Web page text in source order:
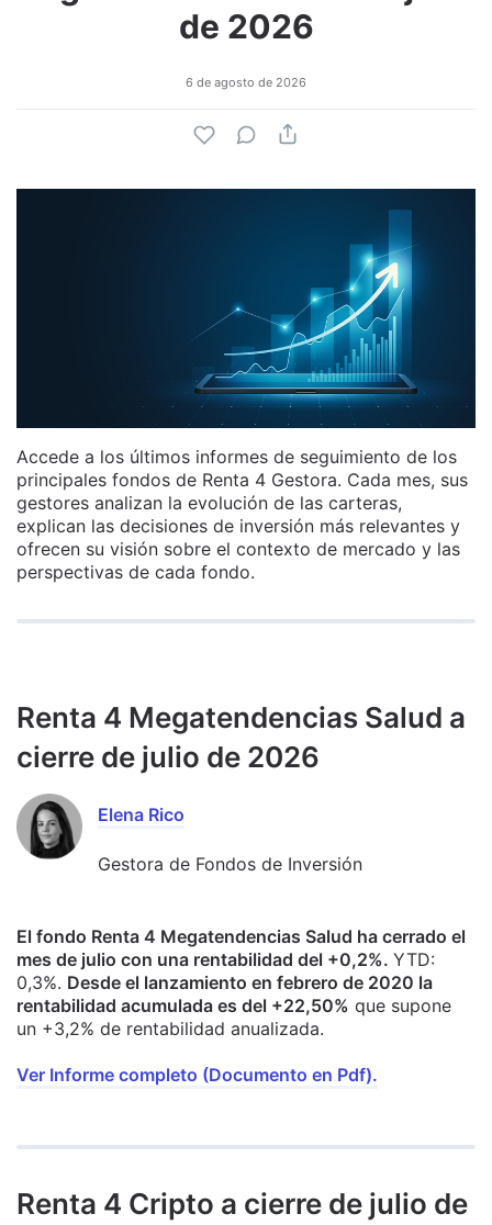
de 2026
6 de agosto de 2026
Accede a los últimos informes de seguimiento de los
principales fondos de Renta 4 Gestora. Cada mes, sus
gestores analizan la evolución de las carteras,
explican las decisiones de inversión más relevantes y
ofrecen su visión sobre el contexto de mercado y las
perspectivas de cada fondo.
Renta 4 Megatendencias Salud a
cierre de julio de 2026
Elena Rico
Gestora de Fondos de Inversión
El fondo Renta 4 Megatendencias Salud ha cerrado el
mes de julio con una rentabilidad del +0,2%. YTD:
0,3%. Desde el lanzamiento en febrero de 2020 la
rentabilidad acumulada es del +22,50% que supone
un +3,2% de rentabilidad anualizada.
Ver Informe completo (Documento en Pdf).
Renta 4 Cripto a cierre de julio de